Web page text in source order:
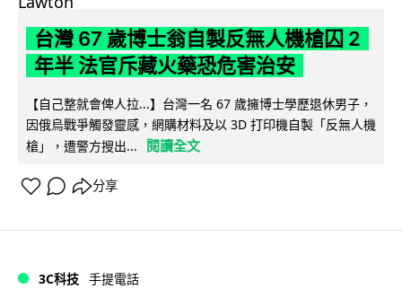
台灣 67 歲博士翁自製反無人機槍囚 2
年半 法官斥藏火藥恐危害治安
【自己整就會俾人拉...】台灣一名 67 歲擁博士學歷退休男子，
因俄烏戰爭觸發靈感，網購材料及以 3D 打印機自製「反無人機
槍」，遭警方搜出...
閱讀全文
分享
3C科技 手提電話